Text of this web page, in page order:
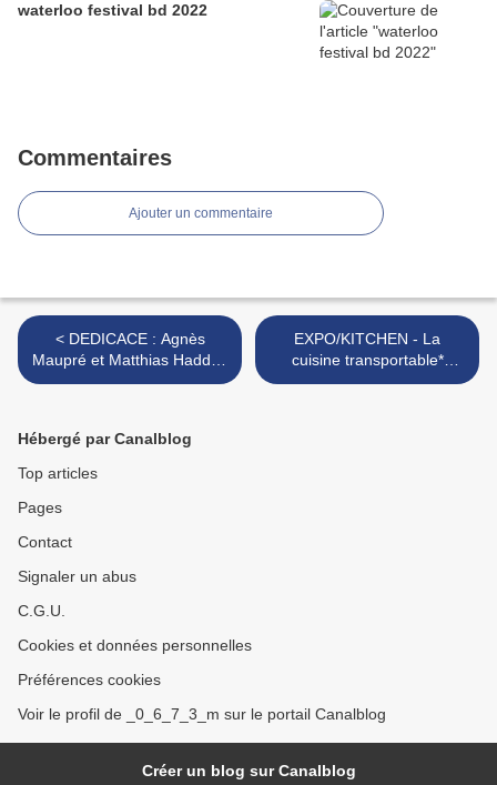
waterloo festival bd 2022
Commentaires
Ajouter un commentaire
< DEDICACE : Agnès
Maupré et Matthias Haddad
/ Librairie The Skull
EXPO/KITCHEN - La
cuisine transportable*
Thorsten BAENSCH &
Hébergé par Canalblog
Top articles
Pages
Contact
Signaler un abus
C.G.U.
Cookies et données personnelles
Préférences cookies
Voir le profil de _0_6_7_3_m sur le portail Canalblog
Créer un blog sur Canalblog